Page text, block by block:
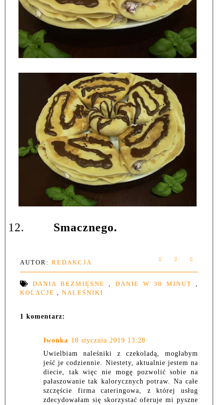
12. Smacznego.
AUTOR: REDAKCJA
DANIA BEZMIĘSNE, DANIE W 30 MINUT ,
KOLACJE , NALEŚNIKI
1 komentarz:
Iwonka 18 stycznia 2019 13:28
Uwielbiam naleśniki z czekoladą, mogłabym
jeść je codziennie. Niestety, aktualnie jestem na
diecie, tak więc nie mogę pozwolić sobie na
pałaszowanie tak kalorycznych potraw. Na całe
szczęście firma cateringowa, z której usług
zdecydowałam się skorzystać oferuje mi pyszne